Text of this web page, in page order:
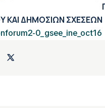
ΚΑΙ ΔΗΜΟΣΙΩΝ ΣΧΕΣΕΩΝ
0_gsee_ine_oct16